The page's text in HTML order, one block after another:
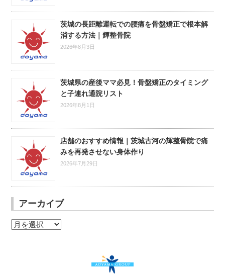
茨城の長距離運転での腰痛を骨盤矯正で根本解
消する方法｜輝整骨院
2026年8月3日
茨城県の産後ママ必見！骨盤矯正のタイミング
と子連れ通院リスト
2026年8月1日
店舗のおすすめ情報｜茨城古河の輝整骨院で痛
みを再発させない身体作り
2026年7月29日
アーカイブ
ア